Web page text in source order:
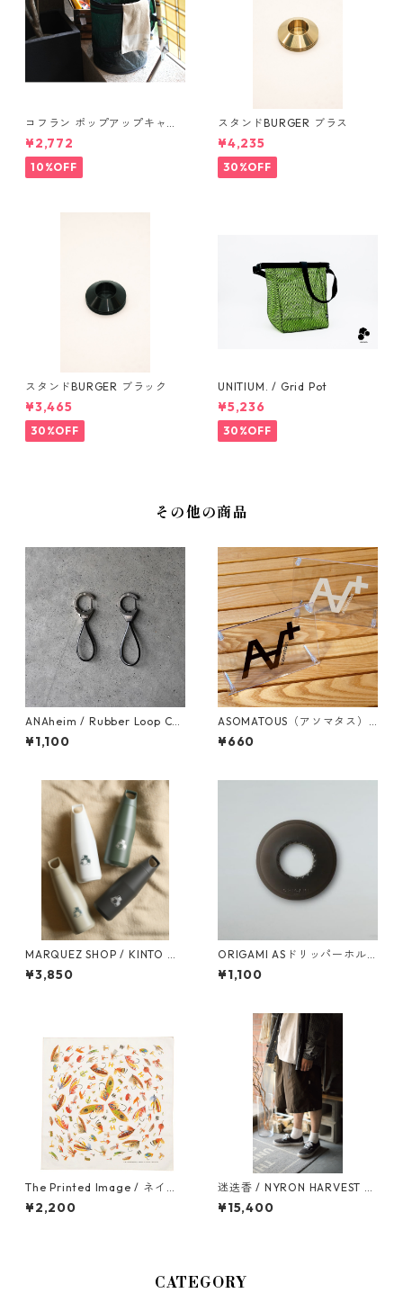
コフラン ポップアップキャン
プトラッシュカン Sサイズ
¥2,772
10%OFF
スタンドBURGER ブラス
¥4,235
30%OFF
スタンドBURGER ブラック
¥3,465
30%OFF
UNITIUM. / Grid Pot
¥5,236
30%OFF
その他の商品
ANAheim / Rubber Loop Car
abiner
¥1,100
ASOMATOUS（アソマタス）
「A∀＋」ロゴカッティングス
テッカー マットホワイト
¥660
MARQUEZ SHOP / KINTO オ
リジナル TRAIL TUMBLER 58
0ml
¥3,850
ORIGAMI ASドリッパーホル
ダー ブラック
¥1,100
The Printed Image / ネイチ
ャープリントバンダナ（フラ
イ）
¥2,200
迷迭香 / NYRON HARVEST L
OOSE SHORTS
¥15,400
CATEGORY